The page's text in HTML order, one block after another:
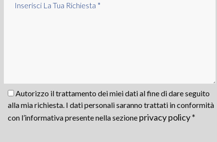
Autorizzo il trattamento dei miei dati al fine di dare seguito
alla mia richiesta. I dati personali saranno trattati in conformità
con l’informativa presente nella sezione privacy policy *